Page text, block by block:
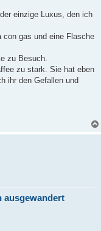
einzige Luxus, den ich
con gas und eine Flasche
zu Besuch.
zu stark. Sie hat eben
ihr den Gefallen und
ausgewandert